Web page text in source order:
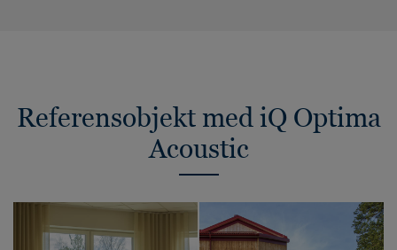
Referensobjekt med iQ Optima
Acoustic